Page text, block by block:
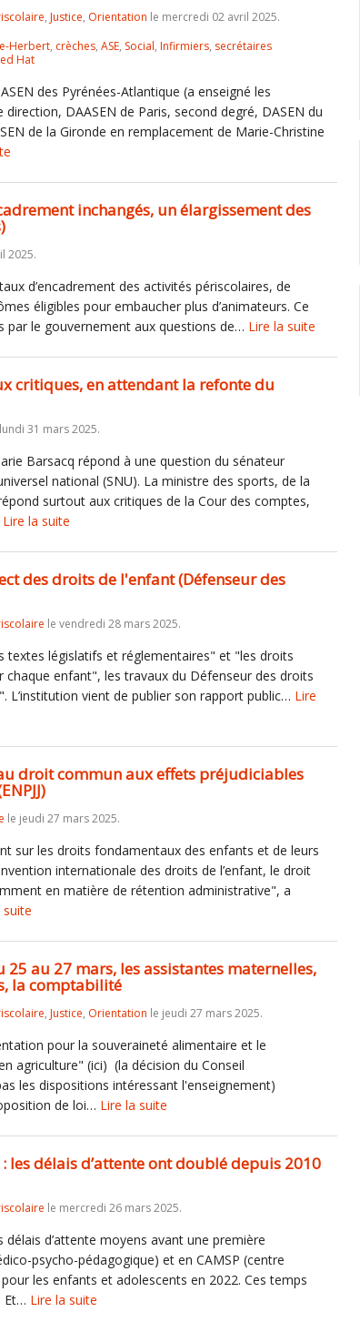
, Justice, Orientation le mercredi 02 avril 2025.
Herbert, crèches, ASE, Social, Infirmiers, secrétaires
Hat
des Pyrénées-Atlantique (a enseigné les
DAASEN de Paris, second degré, DASEN du
de la Gironde en remplacement de Marie-Christine
inchangés, un élargissement des
2025.
d’encadrement des activités périscolaires, de
éligibles pour embaucher plus d’animateurs. Ce
par le gouvernement aux questions de… Lire la suite
critiques, en attendant la refonte du
31 mars 2025.
Barsacq répond à une question du sénateur
national (SNU). La ministre des sports, de la
surtout aux critiques de la Cour des comptes,
Lire la suite
des droits de l'enfant (Défenseur des
le vendredi 28 mars 2025.
textes législatifs et réglementaires" et "les droits
enfant", les travaux du Défenseur des droits
L’institution vient de publier son rapport public… Lire
droit commun aux effets préjudiciables
le jeudi 27 mars 2025.
sur les droits fondamentaux des enfants et de leurs
internationale des droits de l’enfant, le droit
en matière de rétention administrative", a
suite
25 au 27 mars, les assistantes maternelles,
la comptabilité
, Justice, Orientation le jeudi 27 mars 2025.
pour la souveraineté alimentaire et le
agriculture" (ici) (la décision du Conseil
les dispositions intéressant l'enseignement)
de loi… Lire la suite
les délais d’attente ont doublé depuis 2010
le mercredi 26 mars 2025.
d’attente moyens avant une première
psycho-pédagogique) et en CAMSP (centre
les enfants et adolescents en 2022. Ces temps
Et… Lire la suite